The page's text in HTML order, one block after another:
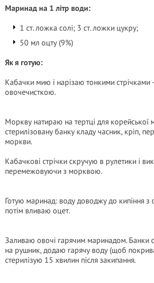
Маринад на 1 літр води:
1 ст. ложка солі; 3 ст. ложки цукру;
50 мл оцту (9%)
Як я готую:
Кабачки мию і нарізаю тонкими стрічками
овочечисткою.
Моркву натираю на тертці для корейської
стерилізовану банку кладу часник, кріп,
моркви.
Кабачкові стрічки скручую в рулетики і
перемежовуючи з морквою.
Готую маринад: воду доводжу до кипіння з
потім вливаю оцет.
Заливаю овочі гарячим маринадом. Банки
на рушник, додаю гарячу воду (щоб
стерилізую 15 хвилин після закипання.